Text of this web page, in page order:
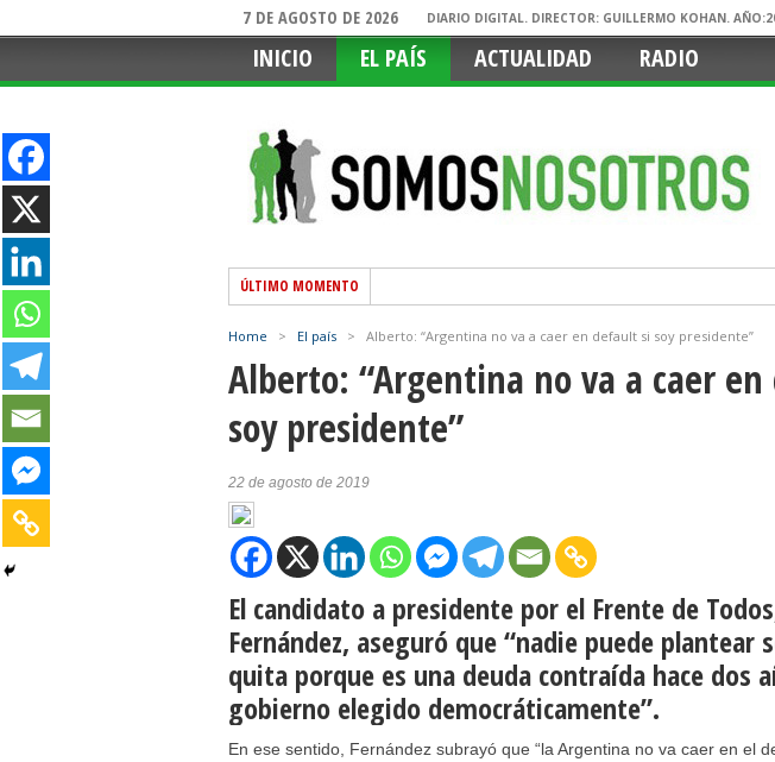
7 DE AGOSTO DE 2026 DIARIO DIGITAL. DIRECTOR: GUILLERMO KOHAN.
INICIO EL PAÍS ACTUALIDAD RADIO
ÚLTIMO MOMENTO
Home > El país > Alberto: “Argentina no va a caer en default si soy presidente”
Alberto: “Argentina no va a caer
soy presidente”
22 de agosto de 2019
El candidato a presidente por el Frente de
Fernández, aseguró que “nadie puede plantear
quita porque es una deuda contraída hace dos
gobierno elegido democráticamente”.
En ese sentido, Fernández subrayó que “la Argentina no va caer en el